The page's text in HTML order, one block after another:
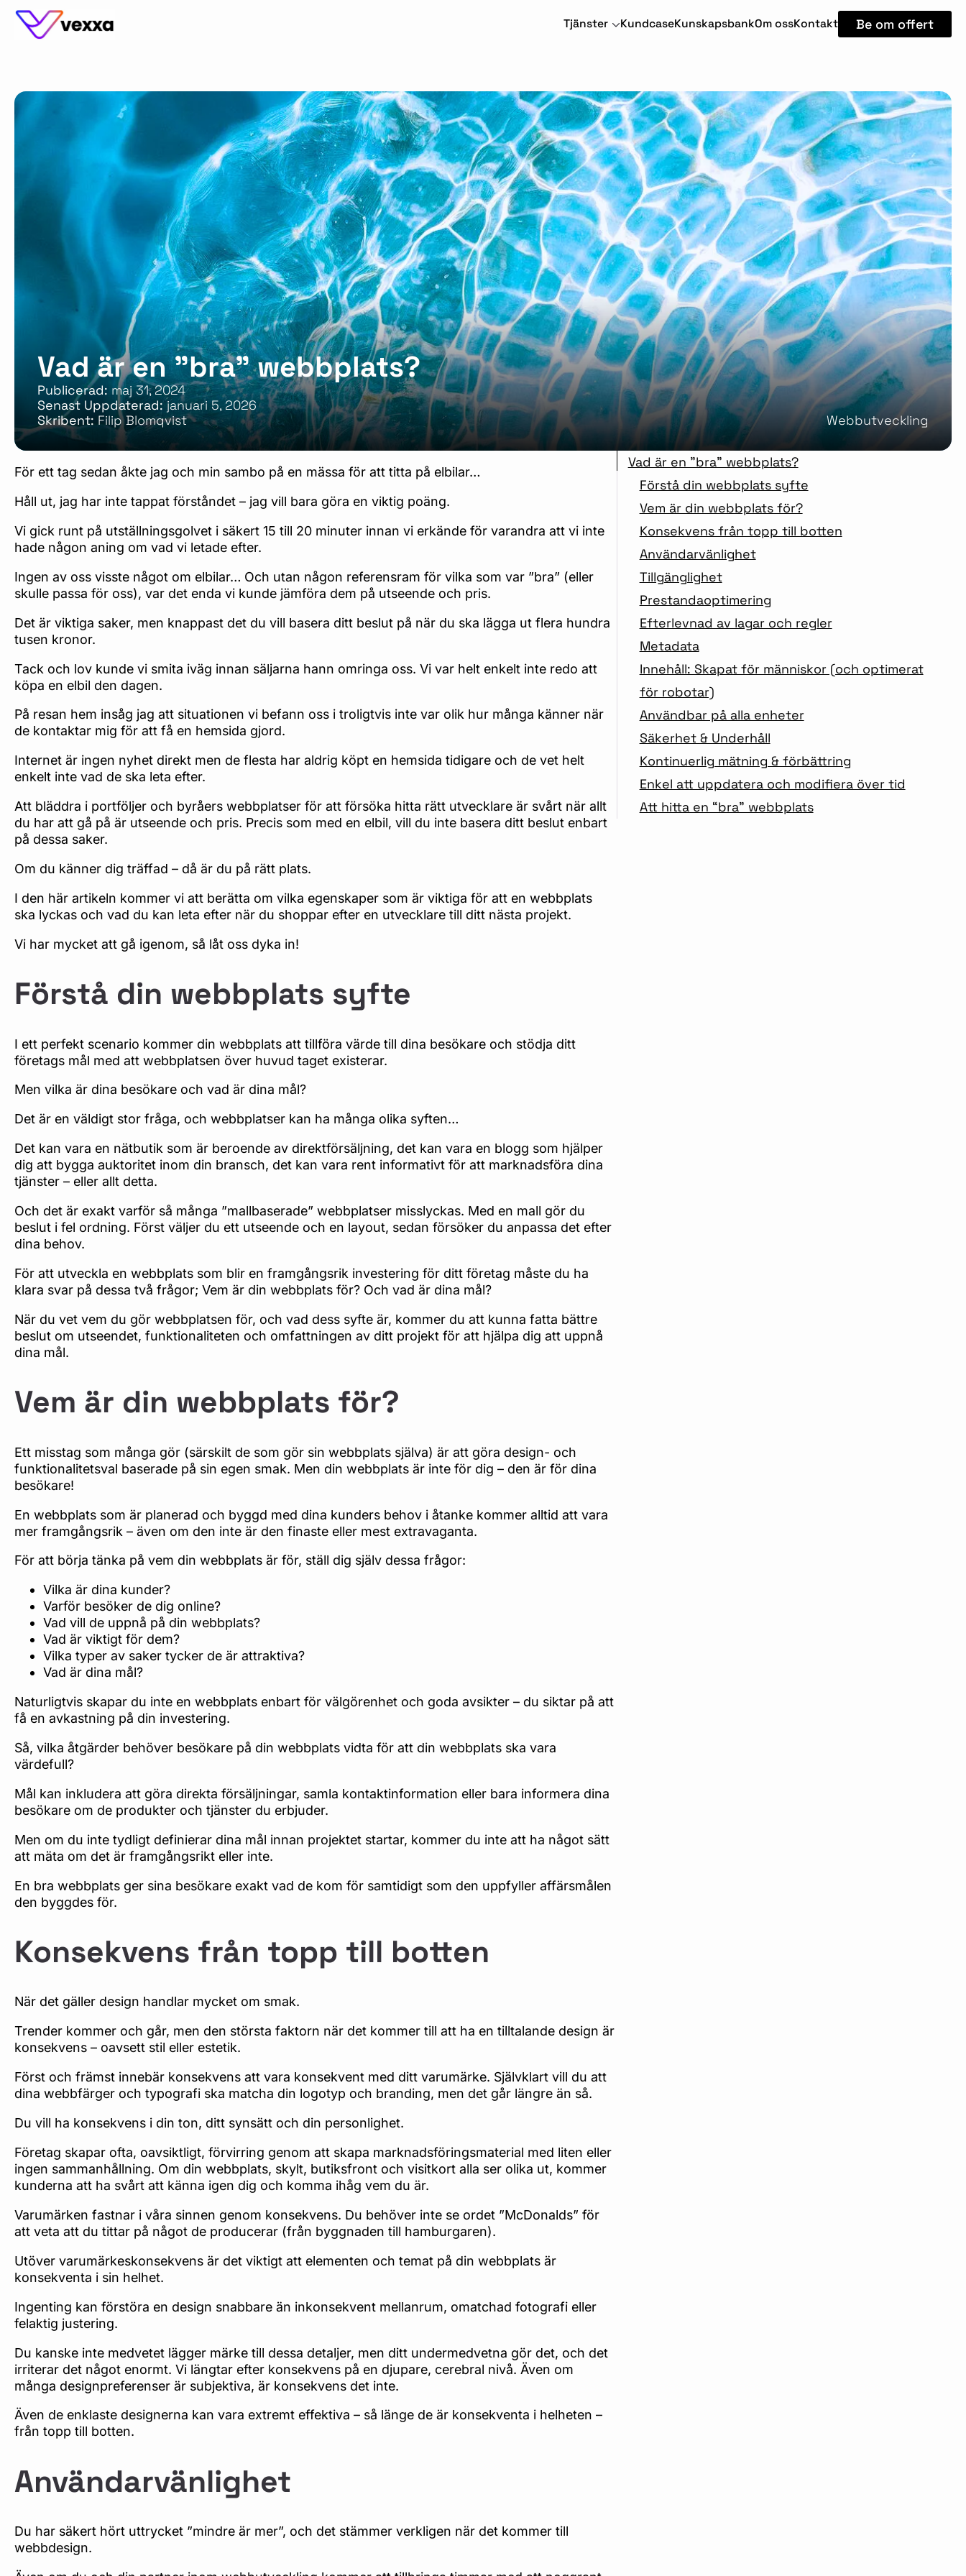
Tjänster KundcaseKunskapsbankOm ossKontakt Be om offert
Vad är en ”bra” webbplats?
Publicerad: maj 31, 2024
Senast Uppdaterad:januari 5, 2026
Skribent: Filip Blomqvist Webbutveckling
För ett tag sedan åkte jag och min sambo på en mässa för att titta på elbilar…
Håll ut, jag har inte tappat förståndet – jag vill bara göra en viktig poäng.
Vi gick runt på utställningsgolvet i säkert 15 till 20 minuter innan vi erkände för varandra att vi inte
hade någon aning om vad vi letade efter.
Ingen av oss visste något om elbilar… Och utan någon referensram för vilka som var ”bra” (eller
skulle passa för oss), var det enda vi kunde jämföra dem på utseende och pris.
Det är viktiga saker, men knappast det du vill basera ditt beslut på när du ska lägga ut flera hundra
tusen kronor.
Tack och lov kunde vi smita iväg innan säljarna hann omringa oss. Vi var helt enkelt inte redo att
köpa en elbil den dagen.
På resan hem insåg jag att situationen vi befann oss i troligtvis inte var olik hur många känner när
de kontaktar mig för att få en hemsida gjord.
Internet är ingen nyhet direkt men de flesta har aldrig köpt en hemsida tidigare och de vet helt
enkelt inte vad de ska leta efter.
Att bläddra i portföljer och byråers webbplatser för att försöka hitta rätt utvecklare är svårt när allt
du har att gå på är utseende och pris. Precis som med en elbil, vill du inte basera ditt beslut enbart
på dessa saker.
Om du känner dig träffad – då är du på rätt plats.
I den här artikeln kommer vi att berätta om vilka egenskaper som är viktiga för att en webbplats
ska lyckas och vad du kan leta efter när du shoppar efter en utvecklare till ditt nästa projekt.
Vi har mycket att gå igenom, så låt oss dyka in!
Förstå din webbplats syfte
I ett perfekt scenario kommer din webbplats att tillföra värde till dina besökare och stödja ditt
företags mål med att webbplatsen över huvud taget existerar.
Men vilka är dina besökare och vad är dina mål?
Det är en väldigt stor fråga, och webbplatser kan ha många olika syften…
Det kan vara en nätbutik som är beroende av direktförsäljning, det kan vara en blogg som hjälper
dig att bygga auktoritet inom din bransch, det kan vara rent informativt för att marknadsföra dina
tjänster – eller allt detta.
Och det är exakt varför så många ”mallbaserade” webbplatser misslyckas. Med en mall gör du
beslut i fel ordning. Först väljer du ett utseende och en layout, sedan försöker du anpassa det efter
dina behov.
För att utveckla en webbplats som blir en framgångsrik investering för ditt företag måste du ha
klara svar på dessa två frågor; Vem är din webbplats för? Och vad är dina mål?
När du vet vem du gör webbplatsen för, och vad dess syfte är, kommer du att kunna fatta bättre
beslut om utseendet, funktionaliteten och omfattningen av ditt projekt för att hjälpa dig att uppnå
dina mål.
Vem är din webbplats för?
Ett misstag som många gör (särskilt de som gör sin webbplats själva) är att göra design- och
funktionalitetsval baserade på sin egen smak. Men din webbplats är inte för dig – den är för dina
besökare!
En webbplats som är planerad och byggd med dina kunders behov i åtanke kommer alltid att vara
mer framgångsrik – även om den inte är den finaste eller mest extravaganta.
För att börja tänka på vem din webbplats är för, ställ dig själv dessa frågor:
Vilka är dina kunder?
Varför besöker de dig online?
Vad vill de uppnå på din webbplats?
Vad är viktigt för dem?
Vilka typer av saker tycker de är attraktiva?
Vad är dina mål?
Naturligtvis skapar du inte en webbplats enbart för välgörenhet och goda avsikter – du siktar på att
få en avkastning på din investering.
Så, vilka åtgärder behöver besökare på din webbplats vidta för att din webbplats ska vara
värdefull?
Mål kan inkludera att göra direkta försäljningar, samla kontaktinformation eller bara informera dina
besökare om de produkter och tjänster du erbjuder.
Men om du inte tydligt definierar dina mål innan projektet startar, kommer du inte att ha något sätt
att mäta om det är framgångsrikt eller inte.
En bra webbplats ger sina besökare exakt vad de kom för samtidigt som den uppfyller affärsmålen
den byggdes för.
Konsekvens från topp till botten
När det gäller design handlar mycket om smak.
Trender kommer och går, men den största faktorn när det kommer till att ha en tilltalande design är
konsekvens – oavsett stil eller estetik.
Först och främst innebär konsekvens att vara konsekvent med ditt varumärke. Självklart vill du att
dina webbfärger och typografi ska matcha din logotyp och branding, men det går längre än så.
Du vill ha konsekvens i din ton, ditt synsätt och din personlighet.
Företag skapar ofta, oavsiktligt, förvirring genom att skapa marknadsföringsmaterial med liten eller
ingen sammanhållning. Om din webbplats, skylt, butiksfront och visitkort alla ser olika ut, kommer
kunderna att ha svårt att känna igen dig och komma ihåg vem du är.
Varumärken fastnar i våra sinnen genom konsekvens. Du behöver inte se ordet ”McDonalds” för
att veta att du tittar på något de producerar (från byggnaden till hamburgaren).
Utöver varumärkeskonsekvens är det viktigt att elementen och temat på din webbplats är
konsekventa i sin helhet.
Ingenting kan förstöra en design snabbare än inkonsekvent mellanrum, omatchad fotografi eller
felaktig justering.
Du kanske inte medvetet lägger märke till dessa detaljer, men ditt undermedvetna gör det, och det
irriterar det något enormt. Vi längtar efter konsekvens på en djupare, cerebral nivå. Även om
många designpreferenser är subjektiva, är konsekvens det inte.
Även de enklaste designerna kan vara extremt effektiva – så länge de är konsekventa i helheten –
från topp till botten.
Användarvänlighet
Du har säkert hört uttrycket ”mindre är mer”, och det stämmer verkligen när det kommer till
webbdesign.
Vad är en ”bra” webbplats?
Förstå din webbplats syfte
Vem är din webbplats för?
Konsekvens från topp till botten
Användarvänlighet
Tillgänglighet
Prestandaoptimering
Efterlevnad av lagar och regler
Metadata
Innehåll: Skapat för människor (och optimerat
för robotar)
Användbar på alla enheter
Säkerhet & Underhåll
Kontinuerlig mätning & förbättring
Enkel att uppdatera och modifiera över tid
Att hitta en “bra” webbplats